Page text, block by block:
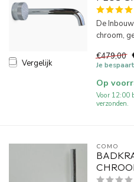
Vergelijk
De
chroom,
€479,00
Je
Op
Voor 12:00
verzonden.
COMO